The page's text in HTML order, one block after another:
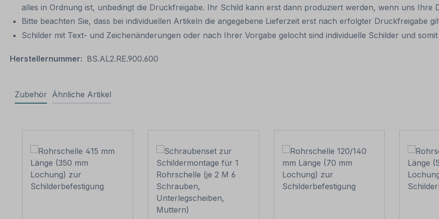
alles in Ordnung ist, unbedingt die Druckfreigabe. Ihr Schild kann erst dann produziert werden, wenn uns Ihre
Bitte beachten Sie, dass bei individuellen Artikeln die angegebene Lieferzeit erst nach erfolgter Druckfreigabe
Schilder mit Text- und Zeichenänderungen oder nach Ihrer Vorgabe gelocht sind individuelle Schilder und
Herstellernummer: BS.AL2.RE.900.600
Zubehör Ähnliche Artikel